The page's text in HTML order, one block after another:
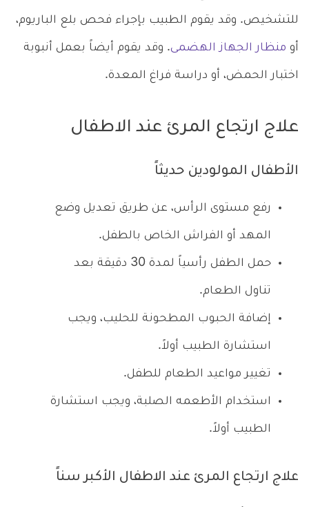
للتشخيص. وقد يقوم الطبيب بإجراء فحص بلع الباريوم،
أو منظار الجهاز الهضمى. وقد يقوم أيضاً بعمل أنبوبة
اختبار الحمض، أو دراسة فراغ المعدة.
علاج ارتجاع المرئ عند الاطفال
الأطفال المولودين حديثاً
رفع مستوى الرأس، عن طريق تعديل وضع
المهد أو الفراش الخاص بالطفل.
حمل الطفل رأسياً لمدة 30 دقيقة بعد
تناول الطعام.
إضافة الحبوب المطحونة للحليب، ويجب
استشارة الطبيب أولاً.
تغيير مواعيد الطعام للطفل.
استخدام الأطعمه الصلبة، ويجب استشارة
الطبيب أولاً.
علاج ارتجاع المرئ عند الاطفال الأكبر سناً